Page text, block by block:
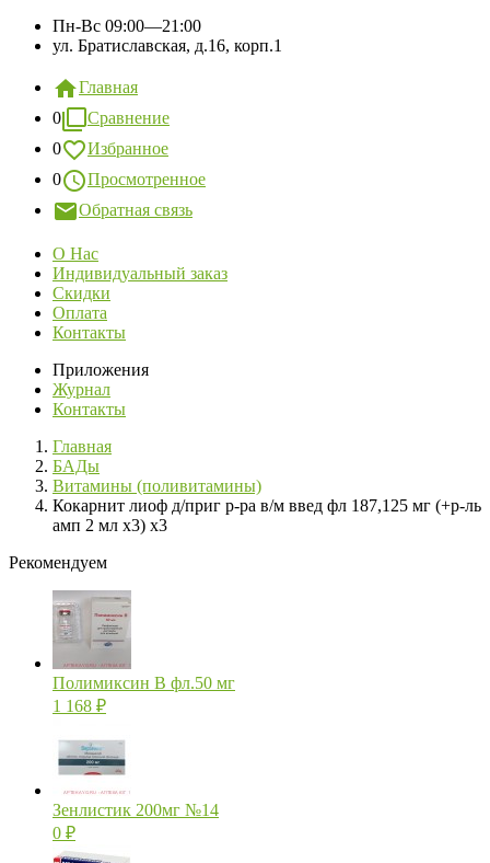
Пн-Вс 09:00—21:00
ул. Братиславская, д.16, корп.1
Главная
0
Сравнение
0
Избранное
0
Просмотренное
Обратная связь
О Нас
Индивидуальный заказ
Скидки
Оплата
Контакты
Приложения
Журнал
Контакты
Главная
БАДы
Витамины (поливитамины)
Кокарнит лиоф д/приг р-ра в/м введ фл 187,125 мг (+р-ль
амп 2 мл х3) х3
Рекомендуем
Полимиксин В фл.50 мг
1 168 ₽
Зенлистик 200мг №14
0 ₽